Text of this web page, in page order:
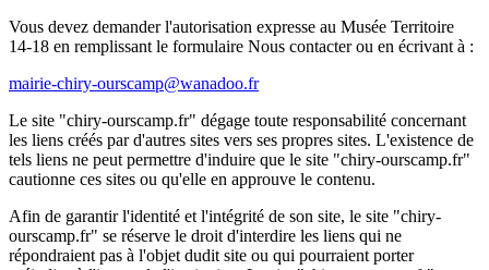
Vous devez demander l'autorisation expresse au Musée Territoire
14-18 en remplissant le formulaire Nous contacter ou en écrivant à :
mairie-chiry-ourscamp@wanadoo.fr
Le site "chiry-ourscamp.fr" dégage toute responsabilité concernant
les liens créés par d'autres sites vers ses propres sites. L'existence de
tels liens ne peut permettre d'induire que le site "chiry-ourscamp.fr"
cautionne ces sites ou qu'elle en approuve le contenu.
Afin de garantir l'identité et l'intégrité de son site, le site "chiry-
ourscamp.fr" se réserve le droit d'interdire les liens qui ne
répondraient pas à l'objet dudit site ou qui pourraient porter